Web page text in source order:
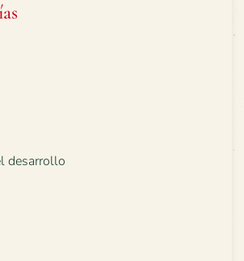
desarrollo